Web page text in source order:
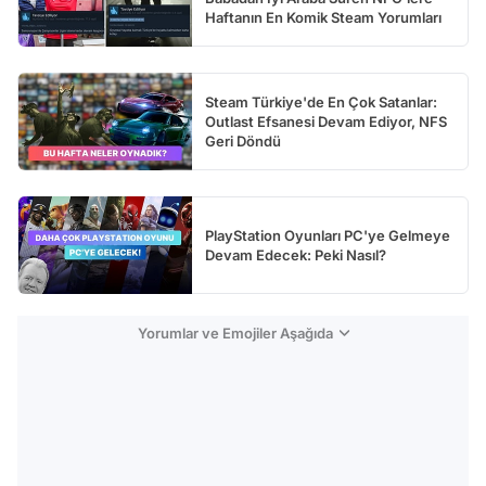
Haftanın En Komik Steam Yorumları
Steam Türkiye'de En Çok Satanlar:
Outlast Efsanesi Devam Ediyor, NFS
Geri Döndü
PlayStation Oyunları PC'ye Gelmeye
Devam Edecek: Peki Nasıl?
Yorumlar ve Emojiler Aşağıda